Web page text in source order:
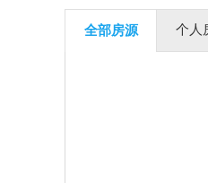
全部房源 个人